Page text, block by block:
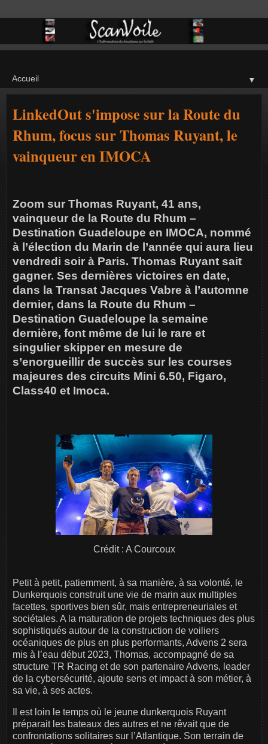
▼
LinkedOut s'impose sur la Route du
Rhum, focus sur Thomas Ruyant, le
vainqueur en IMOCA
Zoom sur Thomas Ruyant, 41 ans,
vainqueur de la Route du Rhum –
Destination Guadeloupe en IMOCA, nommé
à l’élection du Marin de l’année qui aura lieu
vendredi soir à Paris. Thomas Ruyant sait
gagner. Ses dernières victoires en date,
dans la Transat Jacques Vabre à l’automne
dernier, dans la Route du Rhum –
Destination Guadeloupe la semaine
dernière, font même de lui le rare et
singulier skipper en mesure de
s’enorgueillir de succès sur les courses
majeures des circuits Mini 6.50, Figaro,
Class40 et Imoca.
Crédit : A Courcoux
Petit à petit, patiemment, à sa manière, à sa volonté, le
Dunkerquois construit une vie de marin aux multiples
facettes, sportives bien sûr, mais entrepreneuriales et
sociétales. A la maturation de projets techniques des plus
sophistiqués autour de la construction de voiliers
océaniques de plus en plus performants, Advens 2 sera
mis à l’eau début 2023, Thomas, accompagné de sa
structure TR Racing et de son partenaire Advens, leader
de la cybersécurité, ajoute sens et impact à son métier, à
sa vie, à ses actes.
Il est loin le temps où le jeune dunkerquois Ruyant
préparait les bateaux des autres et ne rêvait que de
confrontations solitaires sur l’Atlantique. Son terrain de